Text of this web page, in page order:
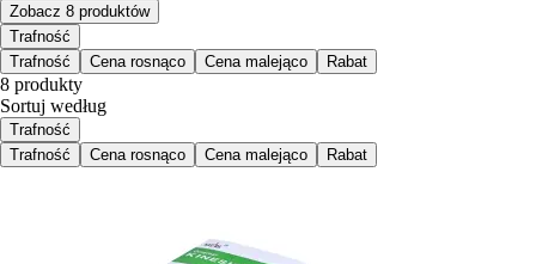
Zobacz 8 produktów
Trafność
Trafność
Cena rosnąco Cena malejąco Rabat
8 produkty
Sortuj według
Trafność
Trafność
Cena rosnąco Cena malejąco Rabat